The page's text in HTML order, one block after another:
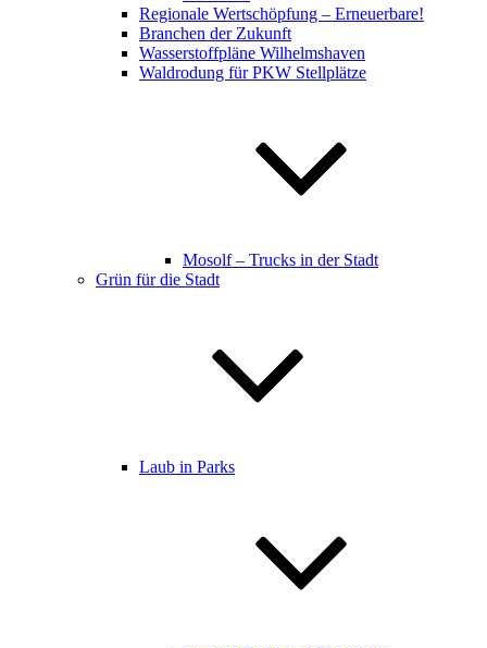
Regionale Wertschöpfung – Erneuerbare!
Branchen der Zukunft
Wasserstoffpläne Wilhelmshaven
Waldrodung für PKW Stellplätze
Mosolf – Trucks in der Stadt
Grün für die Stadt
Laub in Parks